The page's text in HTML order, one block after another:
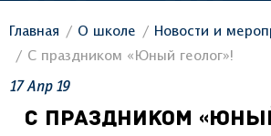
Главная О школе
Новости и
С праздником «Юный геолог»!
17 Апр 19
С ПРАЗДНИКОМ